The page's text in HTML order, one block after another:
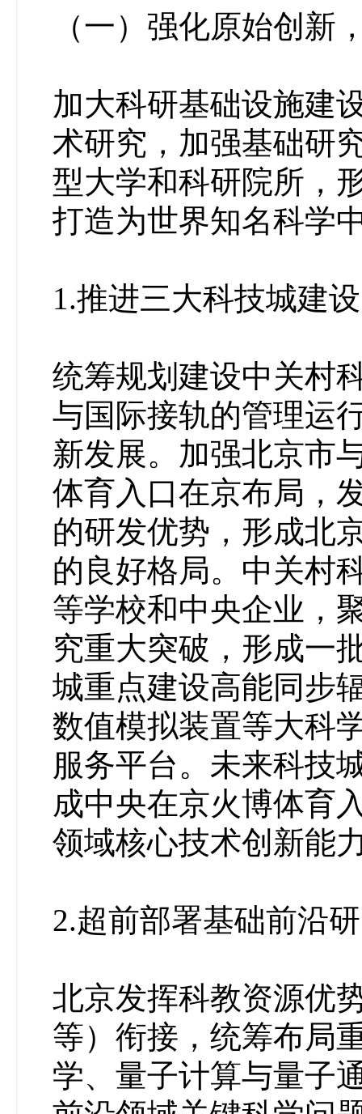
（一）强化原始创新
加大科研基础设施建
术研究，加强基础研
型大学和科研院所，
打造为世界知名科学
1.推进三大科技城建
统筹规划建设中关村
与国际接轨的管理运
新发展。加强北京市
体育入口在京布局，
的研发优势，形成北
的良好格局。中关村
等学校和中央企业，
究重大突破，形成一
城重点建设高能同步
数值模拟装置等大科
服务平台。未来科技
成中央在京火博体育
领域核心技术创新能
2.超前部署基础前沿
北京发挥科教资源优
等）衔接，统筹布局
学、量子计算与量子